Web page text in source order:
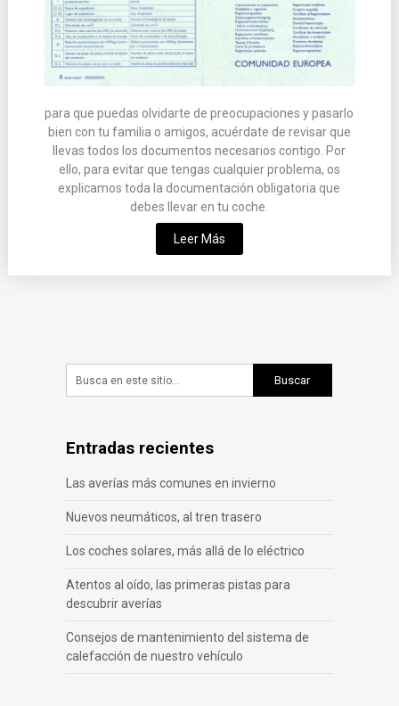
para que puedas olvidarte de preocupaciones y pasarlo
bien con tu familia o amigos, acuérdate de revisar que
llevas todos los documentos necesarios contigo. Por
ello, para evitar que tengas cualquier problema, os
explicamos toda la documentación obligatoria que
debes llevar en tu coche.
Leer Más
Entradas recientes
Las averías más comunes en invierno
Nuevos neumáticos, al tren trasero
Los coches solares, más allá de lo eléctrico
Atentos al oído, las primeras pistas para
descubrir averías
Consejos de mantenimiento del sistema de
calefacción de nuestro vehículo